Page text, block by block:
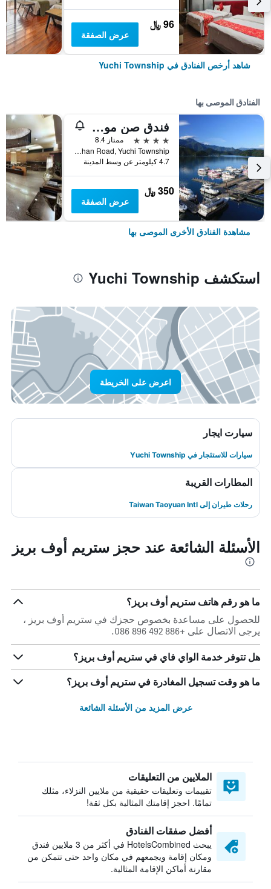
96 ﷼
عرض الصفقة
شاهد أرخص الفنادق في Yuchi Township
الفنادق الموصى بها
فندق صن مون ليك
4 نجوم
ممتاز 8.4
No. 419, Zhongshan Road, Yuchi Township, تايوان
4.7 كيلومتر عن وسط المدينة
350 ﷼
عرض الصفقة
مشاهدة الفنادق الأخرى الموصى بها
استكشف Yuchi Township
اعرض على الخريطة
سيارت ايجار
سيارات للاستئجار في Yuchi Township
المطارات القريبة
رحلات طيران إلى Taiwan Taoyuan Intl
الأسئلة الشائعة عند حجز ستريم أوف بريز
ما هو رقم هاتف ستريم أوف بريز؟
للحصول على مساعدة بخصوص حجزك في ستريم أوف بريز ،
يرجى الاتصال على +886 492 896 086.
هل تتوفر خدمة الواي فاي في ستريم أوف بريز؟
ما هو وقت تسجيل المغادرة في ستريم أوف بريز؟
عرض المزيد من الأسئلة الشائعة
الملايين من التعليقات
تقييمات وتعليقات حقيقية من ملايين النزلاء، مثلك
تمامًا. احجز إقامتك المثالية بكل ثقة!
أفضل صفقات الفنادق
يبحث HotelsCombined في أكثر من 3 ملايين فندق
ومكان إقامة ويجمعهم في مكان واحد حتى تتمكن من
مقارنة أماكن الإقامة المثالية.